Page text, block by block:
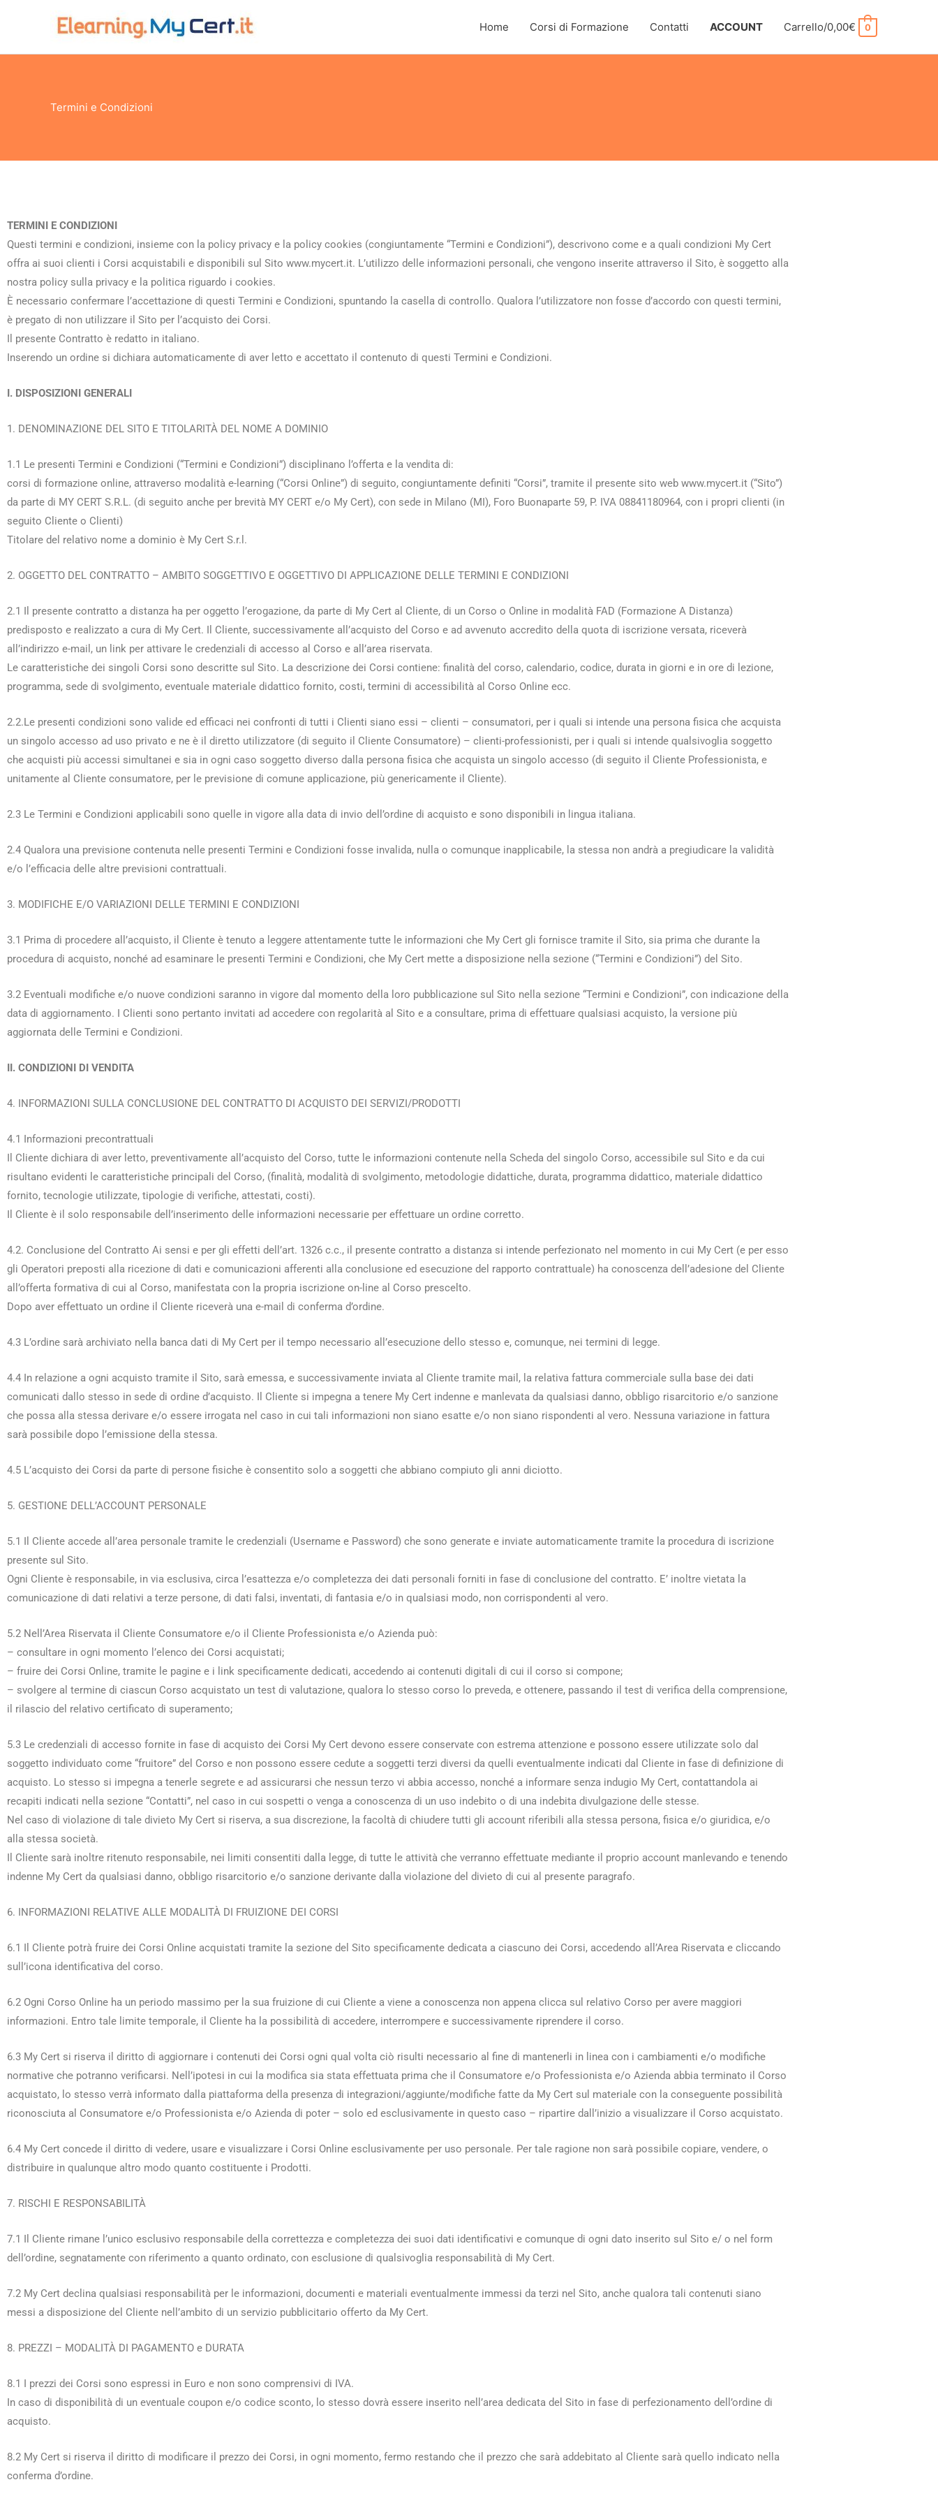
Home Corsi di Formazione Contatti ACCOUNT Carrello/0,00€ 0
Termini e Condizioni
TERMINI E CONDIZIONI
Questi termini e condizioni, insieme con la policy privacy e la policy cookies (congiuntamente “Termini e Condizioni”), descrivono come e a quali condizioni My Cert
offra ai suoi clienti i Corsi acquistabili e disponibili sul Sito www.mycert.it. L’utilizzo delle informazioni personali, che vengono inserite attraverso il Sito, è soggetto alla
nostra policy sulla privacy e la politica riguardo i cookies.
È necessario confermare l’accettazione di questi Termini e Condizioni, spuntando la casella di controllo. Qualora l’utilizzatore non fosse d’accordo con questi termini,
è pregato di non utilizzare il Sito per l’acquisto dei Corsi.
Il presente Contratto è redatto in italiano.
Inserendo un ordine si dichiara automaticamente di aver letto e accettato il contenuto di questi Termini e Condizioni.
I. DISPOSIZIONI GENERALI
1. DENOMINAZIONE DEL SITO E TITOLARITÀ DEL NOME A DOMINIO
1.1 Le presenti Termini e Condizioni (“Termini e Condizioni”) disciplinano l’offerta e la vendita di:
corsi di formazione online, attraverso modalità e-learning (“Corsi Online”) di seguito, congiuntamente definiti “Corsi”, tramite il presente sito web www.mycert.it (“Sito”)
da parte di MY CERT S.R.L. (di seguito anche per brevità MY CERT e/o My Cert), con sede in Milano (MI), Foro Buonaparte 59, P. IVA 08841180964, con i propri clienti (in
seguito Cliente o Clienti)
Titolare del relativo nome a dominio è My Cert S.r.l.
2. OGGETTO DEL CONTRATTO – AMBITO SOGGETTIVO E OGGETTIVO DI APPLICAZIONE DELLE TERMINI E CONDIZIONI
2.1 Il presente contratto a distanza ha per oggetto l’erogazione, da parte di My Cert al Cliente, di un Corso o Online in modalità FAD (Formazione A Distanza)
predisposto e realizzato a cura di My Cert. Il Cliente, successivamente all’acquisto del Corso e ad avvenuto accredito della quota di iscrizione versata, riceverà
all’indirizzo e-mail, un link per attivare le credenziali di accesso al Corso e all’area riservata.
Le caratteristiche dei singoli Corsi sono descritte sul Sito. La descrizione dei Corsi contiene: finalità del corso, calendario, codice, durata in giorni e in ore di lezione,
programma, sede di svolgimento, eventuale materiale didattico fornito, costi, termini di accessibilità al Corso Online ecc.
2.2.Le presenti condizioni sono valide ed efficaci nei confronti di tutti i Clienti siano essi – clienti – consumatori, per i quali si intende una persona fisica che acquista
un singolo accesso ad uso privato e ne è il diretto utilizzatore (di seguito il Cliente Consumatore) – clienti-professionisti, per i quali si intende qualsivoglia soggetto
che acquisti più accessi simultanei e sia in ogni caso soggetto diverso dalla persona fisica che acquista un singolo accesso (di seguito il Cliente Professionista, e
unitamente al Cliente consumatore, per le previsione di comune applicazione, più genericamente il Cliente).
2.3 Le Termini e Condizioni applicabili sono quelle in vigore alla data di invio dell’ordine di acquisto e sono disponibili in lingua italiana.
2.4 Qualora una previsione contenuta nelle presenti Termini e Condizioni fosse invalida, nulla o comunque inapplicabile, la stessa non andrà a pregiudicare la validità
e/o l’efficacia delle altre previsioni contrattuali.
3. MODIFICHE E/O VARIAZIONI DELLE TERMINI E CONDIZIONI
3.1 Prima di procedere all’acquisto, il Cliente è tenuto a leggere attentamente tutte le informazioni che My Cert gli fornisce tramite il Sito, sia prima che durante la
procedura di acquisto, nonché ad esaminare le presenti Termini e Condizioni, che My Cert mette a disposizione nella sezione (“Termini e Condizioni”) del Sito.
3.2 Eventuali modifiche e/o nuove condizioni saranno in vigore dal momento della loro pubblicazione sul Sito nella sezione “Termini e Condizioni”, con indicazione della
data di aggiornamento. I Clienti sono pertanto invitati ad accedere con regolarità al Sito e a consultare, prima di effettuare qualsiasi acquisto, la versione più
aggiornata delle Termini e Condizioni.
II. CONDIZIONI DI VENDITA
4. INFORMAZIONI SULLA CONCLUSIONE DEL CONTRATTO DI ACQUISTO DEI SERVIZI/PRODOTTI
4.1 Informazioni precontrattuali
Il Cliente dichiara di aver letto, preventivamente all’acquisto del Corso, tutte le informazioni contenute nella Scheda del singolo Corso, accessibile sul Sito e da cui
risultano evidenti le caratteristiche principali del Corso, (finalità, modalità di svolgimento, metodologie didattiche, durata, programma didattico, materiale didattico
fornito, tecnologie utilizzate, tipologie di verifiche, attestati, costi).
Il Cliente è il solo responsabile dell’inserimento delle informazioni necessarie per effettuare un ordine corretto.
4.2. Conclusione del Contratto Ai sensi e per gli effetti dell’art. 1326 c.c., il presente contratto a distanza si intende perfezionato nel momento in cui My Cert (e per esso
gli Operatori preposti alla ricezione di dati e comunicazioni afferenti alla conclusione ed esecuzione del rapporto contrattuale) ha conoscenza dell’adesione del Cliente
all’offerta formativa di cui al Corso, manifestata con la propria iscrizione on-line al Corso prescelto.
Dopo aver effettuato un ordine il Cliente riceverà una e-mail di conferma d’ordine.
4.3 L’ordine sarà archiviato nella banca dati di My Cert per il tempo necessario all’esecuzione dello stesso e, comunque, nei termini di legge.
4.4 In relazione a ogni acquisto tramite il Sito, sarà emessa, e successivamente inviata al Cliente tramite mail, la relativa fattura commerciale sulla base dei dati
comunicati dallo stesso in sede di ordine d’acquisto. Il Cliente si impegna a tenere My Cert indenne e manlevata da qualsiasi danno, obbligo risarcitorio e/o sanzione
che possa alla stessa derivare e/o essere irrogata nel caso in cui tali informazioni non siano esatte e/o non siano rispondenti al vero. Nessuna variazione in fattura
sarà possibile dopo l’emissione della stessa.
4.5 L’acquisto dei Corsi da parte di persone fisiche è consentito solo a soggetti che abbiano compiuto gli anni diciotto.
5. GESTIONE DELL’ACCOUNT PERSONALE
5.1 Il Cliente accede all’area personale tramite le credenziali (Username e Password) che sono generate e inviate automaticamente tramite la procedura di iscrizione
presente sul Sito.
Ogni Cliente è responsabile, in via esclusiva, circa l’esattezza e/o completezza dei dati personali forniti in fase di conclusione del contratto. E’ inoltre vietata la
comunicazione di dati relativi a terze persone, di dati falsi, inventati, di fantasia e/o in qualsiasi modo, non corrispondenti al vero.
5.2 Nell’Area Riservata il Cliente Consumatore e/o il Cliente Professionista e/o Azienda può:
– consultare in ogni momento l’elenco dei Corsi acquistati;
– fruire dei Corsi Online, tramite le pagine e i link specificamente dedicati, accedendo ai contenuti digitali di cui il corso si compone;
– svolgere al termine di ciascun Corso acquistato un test di valutazione, qualora lo stesso corso lo preveda, e ottenere, passando il test di verifica della comprensione,
il rilascio del relativo certificato di superamento;
5.3 Le credenziali di accesso fornite in fase di acquisto dei Corsi My Cert devono essere conservate con estrema attenzione e possono essere utilizzate solo dal
soggetto individuato come “fruitore” del Corso e non possono essere cedute a soggetti terzi diversi da quelli eventualmente indicati dal Cliente in fase di definizione di
acquisto. Lo stesso si impegna a tenerle segrete e ad assicurarsi che nessun terzo vi abbia accesso, nonché a informare senza indugio My Cert, contattandola ai
recapiti indicati nella sezione “Contatti”, nel caso in cui sospetti o venga a conoscenza di un uso indebito o di una indebita divulgazione delle stesse.
Nel caso di violazione di tale divieto My Cert si riserva, a sua discrezione, la facoltà di chiudere tutti gli account riferibili alla stessa persona, fisica e/o giuridica, e/o
alla stessa società.
Il Cliente sarà inoltre ritenuto responsabile, nei limiti consentiti dalla legge, di tutte le attività che verranno effettuate mediante il proprio account manlevando e tenendo
indenne My Cert da qualsiasi danno, obbligo risarcitorio e/o sanzione derivante dalla violazione del divieto di cui al presente paragrafo.
6. INFORMAZIONI RELATIVE ALLE MODALITÀ DI FRUIZIONE DEI CORSI
6.1 Il Cliente potrà fruire dei Corsi Online acquistati tramite la sezione del Sito specificamente dedicata a ciascuno dei Corsi, accedendo all’Area Riservata e cliccando
sull’icona identificativa del corso.
6.2 Ogni Corso Online ha un periodo massimo per la sua fruizione di cui Cliente a viene a conoscenza non appena clicca sul relativo Corso per avere maggiori
informazioni. Entro tale limite temporale, il Cliente ha la possibilità di accedere, interrompere e successivamente riprendere il corso.
6.3 My Cert si riserva il diritto di aggiornare i contenuti dei Corsi ogni qual volta ciò risulti necessario al fine di mantenerli in linea con i cambiamenti e/o modifiche
normative che potranno verificarsi. Nell’ipotesi in cui la modifica sia stata effettuata prima che il Consumatore e/o Professionista e/o Azienda abbia terminato il Corso
acquistato, lo stesso verrà informato dalla piattaforma della presenza di integrazioni/aggiunte/modifiche fatte da My Cert sul materiale con la conseguente possibilità
riconosciuta al Consumatore e/o Professionista e/o Azienda di poter – solo ed esclusivamente in questo caso – ripartire dall’inizio a visualizzare il Corso acquistato.
6.4 My Cert concede il diritto di vedere, usare e visualizzare i Corsi Online esclusivamente per uso personale. Per tale ragione non sarà possibile copiare, vendere, o
distribuire in qualunque altro modo quanto costituente i Prodotti.
7. RISCHI E RESPONSABILITÀ
7.1 Il Cliente rimane l’unico esclusivo responsabile della correttezza e completezza dei suoi dati identificativi e comunque di ogni dato inserito sul Sito e/ o nel form
dell’ordine, segnatamente con riferimento a quanto ordinato, con esclusione di qualsivoglia responsabilità di My Cert.
7.2 My Cert declina qualsiasi responsabilità per le informazioni, documenti e materiali eventualmente immessi da terzi nel Sito, anche qualora tali contenuti siano
messi a disposizione del Cliente nell’ambito di un servizio pubblicitario offerto da My Cert.
8. PREZZI – MODALITÀ DI PAGAMENTO e DURATA
8.1 I prezzi dei Corsi sono espressi in Euro e non sono comprensivi di IVA.
In caso di disponibilità di un eventuale coupon e/o codice sconto, lo stesso dovrà essere inserito nell’area dedicata del Sito in fase di perfezionamento dell’ordine di
acquisto.
8.2 My Cert si riserva il diritto di modificare il prezzo dei Corsi, in ogni momento, fermo restando che il prezzo che sarà addebitato al Cliente sarà quello indicato nella
conferma d’ordine.